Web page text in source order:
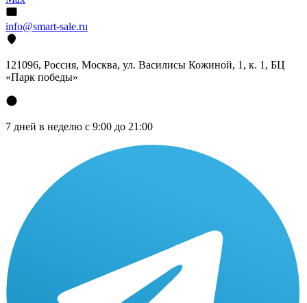
info@smart-sale.ru
121096, Россия, Москва, ул. Василисы Кожиной, 1, к. 1, БЦ
«Парк победы»
7 дней в неделю с 9:00 до 21:00